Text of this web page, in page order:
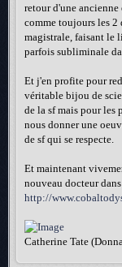
retour d'une
comme toujours les 2
magistrale, faisant le
parfois subliminale
Et j'en profite pour
véritable bijou de
de la sf mais pour les
nous donner une
de sf qui se respecte.
Et maintenant
nouveau docteur
http://
Catherine Tate